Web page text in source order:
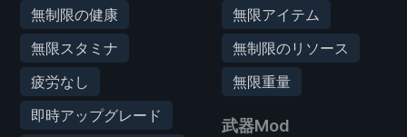
無制限の健康
無限スタミナ
疲労なし
即時アップグレード
無限アイテム
無制限のリソース
無限重量
武器Mod